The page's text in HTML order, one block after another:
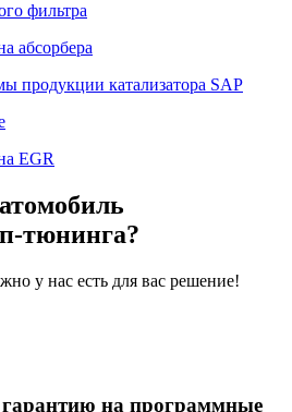
фильтра
абсорбера
продукции катализатора SAP
EGR
тюнинга?
у нас есть для вас решение!
на программные